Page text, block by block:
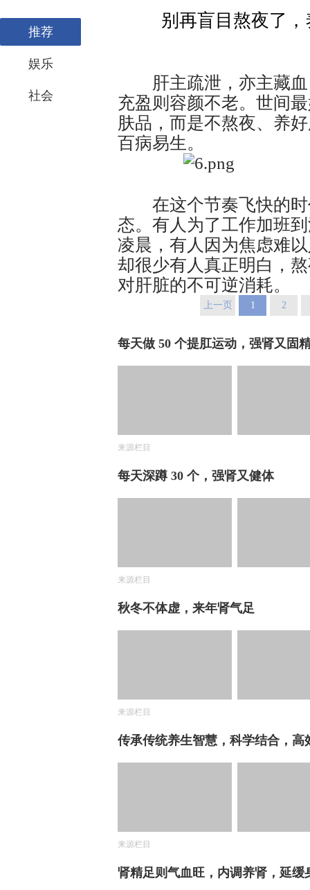
推荐
娱乐
社会
别再盲目熬夜了
肝主疏泄，亦主藏血
充盈则容颜不老。世间
肤品，而是不熬夜、养
百病易生。
在这个节奏飞快的时
态。有人为了工作加班
凌晨，有人因为焦虑难
却很少有人真正明白，
对肝脏的不可逆消耗。
上一页 1 2
每天做 50 个提肛运动，强肾又固
来源栏目
每天深蹲 30 个，强肾又健体
来源栏目
秋冬不体虚，来年肾气足
来源栏目
传承传统养生智慧，科学结合，高
来源栏目
肾精足则气血旺，内调养肾，延缓